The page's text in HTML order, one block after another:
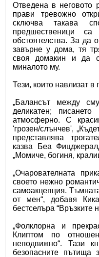
Отведена в неговото
прави тревожно
сключва такава
предшественици са
обстоятелства. За да
завърне у дома, тя
своя домакин и да
миналото му.
Тези, които навлизат в
„Балансът между
деликатен;
атмосферно. С
'грозен/слънчев',
представлява
казва Беа
„Момиче, богиня,
„Очарователната
своето нежно
самоакцепция.
от мен“, добавя
бестселъра “Връзките
„Фолклорна и
Клиптом по
неподвижно“. Тази
безопасните пътища